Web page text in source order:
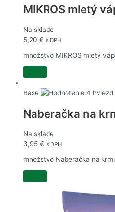
MIKROS mletý
Na sklade
5,20 € s DPH
množstvo MIKROS mletý
Base
Naberačka na
Na sklade
3,95 € s DPH
množstvo Naberačka na